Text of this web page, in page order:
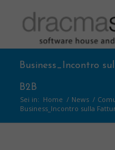
Business_Incontro
B2B
Sei in: Home / News /
Business_Incontro sulla